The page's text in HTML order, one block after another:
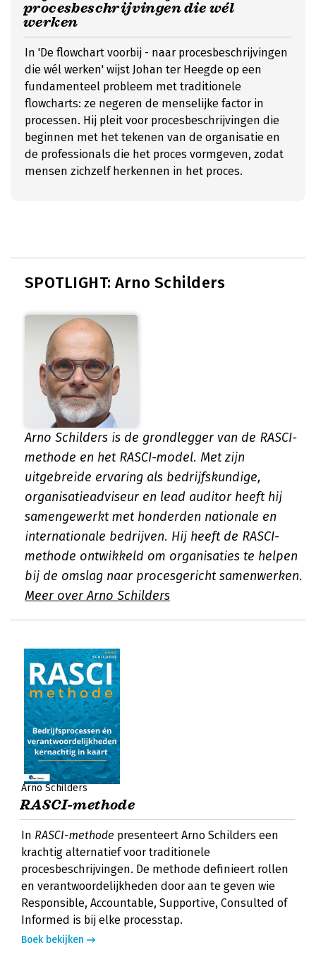
procesbeschrijvingen die wél
werken
In 'De flowchart voorbij - naar procesbeschrijvingen
die wél werken' wijst Johan ter Heegde op een
fundamenteel probleem met traditionele
flowcharts: ze negeren de menselijke factor in
processen. Hij pleit voor procesbeschrijvingen die
beginnen met het tekenen van de organisatie en
de professionals die het proces vormgeven, zodat
mensen zichzelf herkennen in het proces.
SPOTLIGHT: Arno Schilders
Arno Schilders is de grondlegger van de RASCI-
methode en het RASCI-model. Met zijn
uitgebreide ervaring als bedrijfskundige,
organisatieadviseur en lead auditor heeft hij
samengewerkt met honderden nationale en
internationale bedrijven. Hij heeft de RASCI-
methode ontwikkeld om organisaties te helpen
bij de omslag naar procesgericht samenwerken.
Meer over Arno Schilders
Arno Schilders
RASCI-methode
In RASCI-methode presenteert Arno Schilders een
krachtig alternatief voor traditionele
procesbeschrijvingen. De methode definieert rollen
en verantwoordelijkheden door aan te geven wie
Responsible, Accountable, Supportive, Consulted of
Informed is bij elke processtap.
Boek bekijken